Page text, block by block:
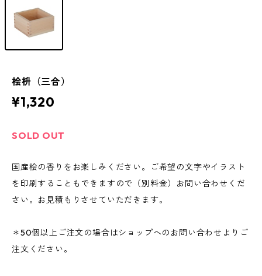
桧枡（三合）
¥1,320
SOLD OUT
国産桧の香りをお楽しみください。ご希望の文字やイラスト
を印刷することもできますので（別料金）お問い合わせくだ
さい。お見積もりさせていただきます。
＊50個以上ご注文の場合はショップへのお問い合わせよりご
注文ください。